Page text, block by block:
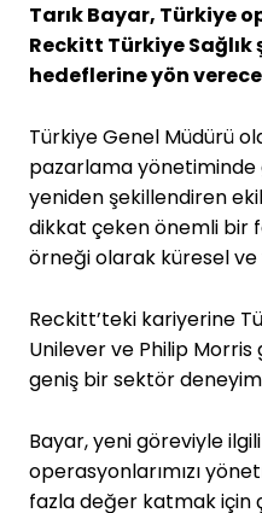
Tarık Bayar, Türkiye
Reckitt Türkiye
hedeflerine yön
Türkiye Genel Müdürü
pazarlama yönetiminde
yeniden şekillendiren
dikkat çeken önemli bir
örneği olarak küresel ve
Reckitt’teki kariyerine
Unilever ve Philip
geniş bir sektör
Bayar, yeni göreviyle
operasyonlarımızı
fazla değer katmak için